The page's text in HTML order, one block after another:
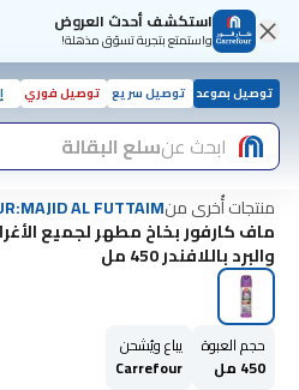
استكشف أحدث العروض
واستمتع بتجربة تسوّق مذهلة!
توصيل بموعد توصيل سريع توصيل فوري
ابحث عنسلع البقالة
منتجات أُخرى منAL FUTTAIM
ماف كارفور بخاخ مطهر لجميع
والبرد باللافندر 450 مل
حجم العبوة
450 مل
يباع ويُشحن
Carrefour